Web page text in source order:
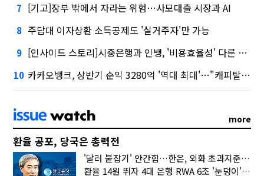
7 [기고]장부 밖에서 자라는 위험…사모대출 시장과 AI
8 주담대 이자상환 소득공제도 '실거주자'만 가능
9 [인사이드 스토리]시중은행과 인뱅, '비용효율성' 다른 잣대 왜?
10 카카오뱅크, 상반기 순익 3280억 '역대 최대'…"캐피탈, 자산 1조원 이상"
more
환율 공포, 당국은 총력전
'달러 붙잡기' 안간힘…한은, 외화 초과지준에 이자 6개월 더
환율 14원 뛰자 4대 은행 RWA 6조 '눈덩이'…2배 뛴 2분기는?